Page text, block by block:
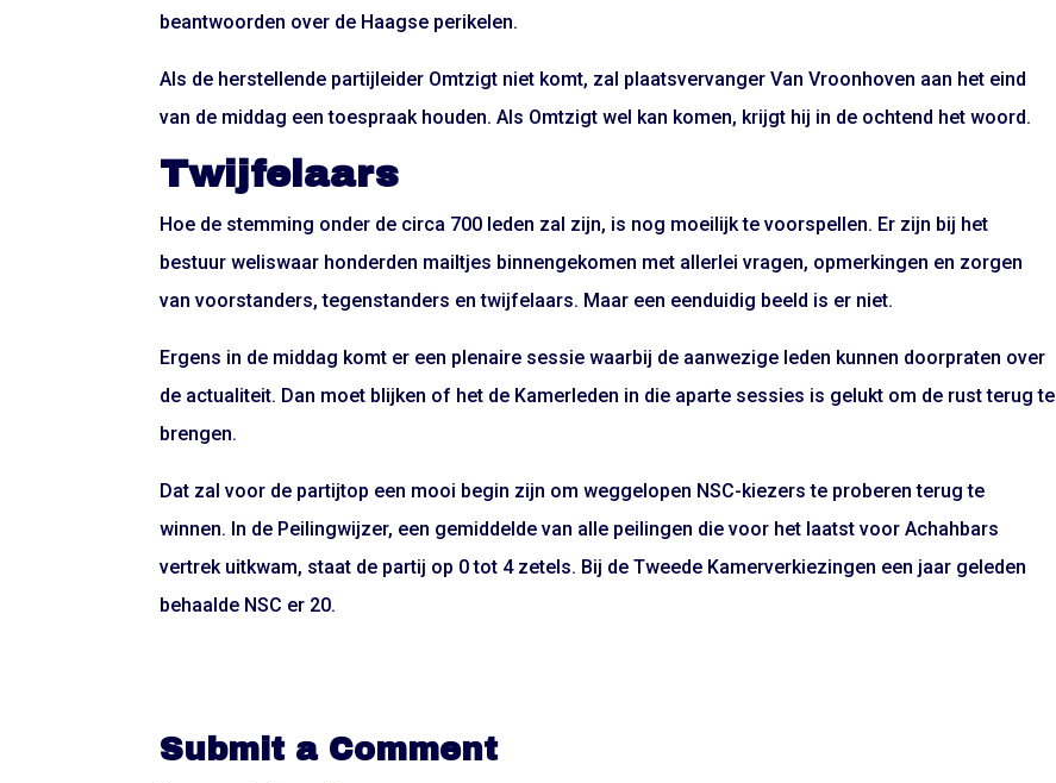
beantwoorden over de Haagse perikelen.
Als de herstellende partijleider Omtzigt niet komt, zal plaatsvervanger Van Vroonhoven aan het eind
van de middag een toespraak houden. Als Omtzigt wel kan komen, krijgt hij in de ochtend het woord.
Twijfelaars
Hoe de stemming onder de circa 700 leden zal zijn, is nog moeilijk te voorspellen. Er zijn bij het
bestuur weliswaar honderden mailtjes binnengekomen met allerlei vragen, opmerkingen en zorgen
van voorstanders, tegenstanders en twijfelaars. Maar een eenduidig beeld is er niet.
Ergens in de middag komt er een plenaire sessie waarbij de aanwezige leden kunnen doorpraten over
de actualiteit. Dan moet blijken of het de Kamerleden in die aparte sessies is gelukt om de rust terug te
brengen.
Dat zal voor de partijtop een mooi begin zijn om weggelopen NSC-kiezers te proberen terug te
winnen. In de Peilingwijzer, een gemiddelde van alle peilingen die voor het laatst voor Achahbars
vertrek uitkwam, staat de partij op 0 tot 4 zetels. Bij de Tweede Kamerverkiezingen een jaar geleden
behaalde NSC er 20.
Submit a Comment